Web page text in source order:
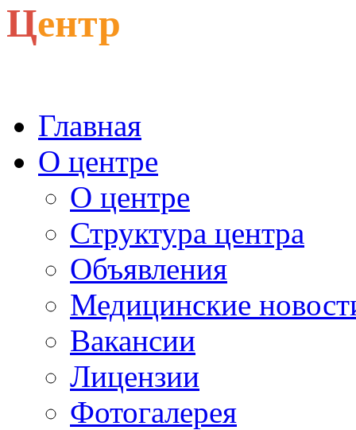
Центр
Главная
О центре
О центре
Структура центра
Объявления
Медицинские
Вакансии
Лицензии
Фотогалерея